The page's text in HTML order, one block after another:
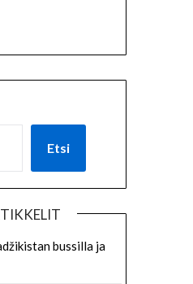
Etsi
bussilla ja